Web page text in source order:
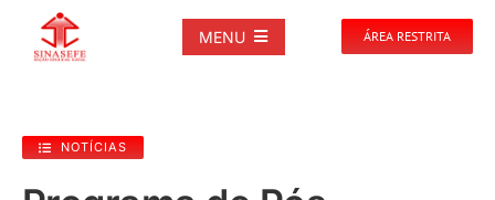
MENU
NOTÍCIAS
ÁREA RESTRITA
NOTÍCIAS